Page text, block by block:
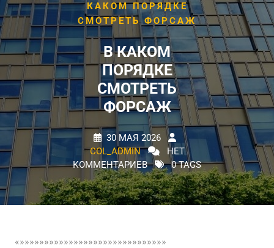
КАКОМ ПОРЯДКЕ
СМОТРЕТЬ ФОРСАЖ
В КАКОМ
ПОРЯДКЕ
СМОТРЕТЬ
ФОРСАЖ
30 МАЯ 2026
COL_ADMIN
НЕТ
КОММЕНТАРИЕВ
0 TAGS
«»»»»»»»»»»»»»»»»»»»»»»»»»»»»»»